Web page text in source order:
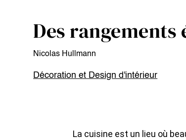
Des rangements
Nicolas Hullmann
Décoration et Design d'intérieur
La cuisine est un lieu où